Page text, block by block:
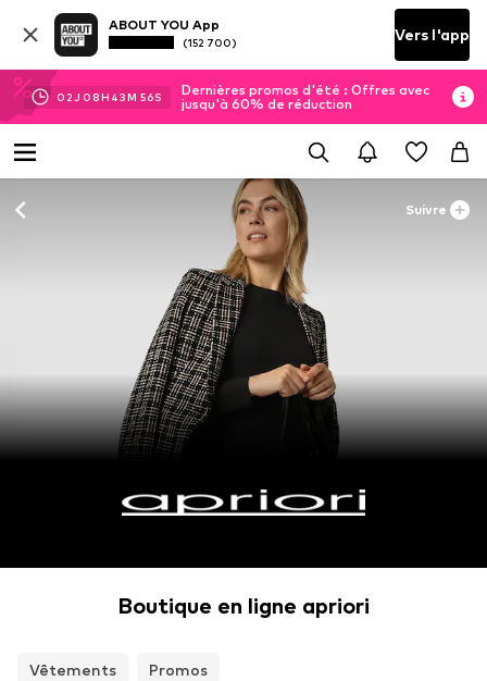
ABOUT YOU App
(152 700) Vers l'app
02J 08H 43M 55S
Dernières promos d'été : Offres avec
jusqu'à 60% de réduction
Suivre
Boutique en ligne apriori
Vêtements Promos